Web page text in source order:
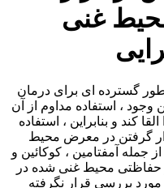
غنی
طور گسترده ای برای درمان
، استفاده مداوم از آن
کند و بنابراین ، استفاده
گرفتن در معرض محیط
جمله آمفتامین ، کوکائین و
حفاظتی محیط غنی شده در
مورد بررسی قرار نگرفته